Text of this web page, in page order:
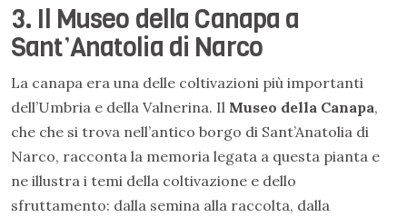
3. Il Museo della Canapa a
Sant’Anatolia di Narco
La canapa era una delle coltivazioni più importanti
dell’Umbria e della Valnerina. Il Museo della Canapa,
che che si trova nell’antico borgo di Sant’Anatolia di
Narco, racconta la memoria legata a questa pianta e
ne illustra i temi della coltivazione e dello
sfruttamento: dalla semina alla raccolta, dalla